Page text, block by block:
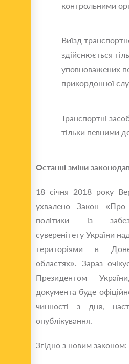
контрольними
Виїзд
здійснюється
уповноважених
прикордонної
Транспортні
тільки певними
Останні зміни
18 січня 2018 року
ухвалено Закон «Про
політики із
суверенітету України
територіями в
областях». Зараз
Президентом
документа буде
чинності з дня,
опублікування.
Згідно з новим законом: